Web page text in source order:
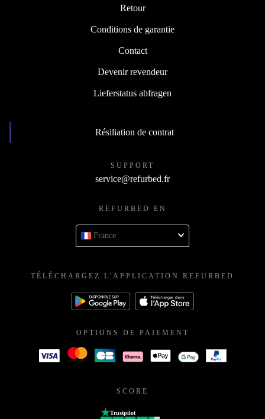
Retour
Conditions de garantie
Contact
Devenir revendeur
Lieferstatus abfragen
Résiliation de contrat
SUPPORT
service@refurbed.fr
REFURBED EN
France
TÉLÉCHARGEZ L'APPLICATION REFURBED
OPTIONS DE PAIEMENT
SCORE
Trustpilot